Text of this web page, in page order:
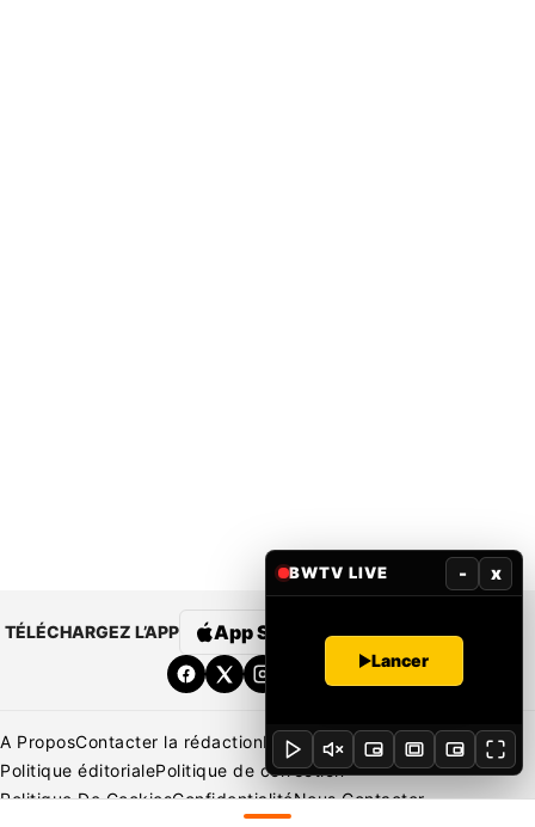
TÉLÉCHARGEZ L’APP App Store Google Play
A ProposContacter la rédactionRédaction Mentions légales
Politique éditorialePolitique de correction
Politique De CookiesConfidentialitéNous Contacter
BWTV LIVE - x
Lancer